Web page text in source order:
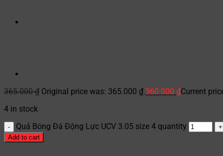
365.000₫ Original price was: 365.000 ₫.360.000 ₫Current
4 in stock
Quả Bóng Đá Động Lực UCV 3.05 size 4 quantity
Add to cart